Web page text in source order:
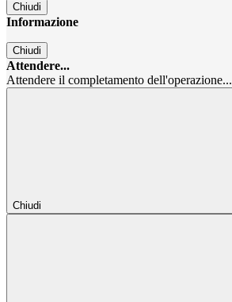
Chiudi
Informazione
Chiudi
Attendere...
Attendere il completamento dell'operazione...
Chiudi